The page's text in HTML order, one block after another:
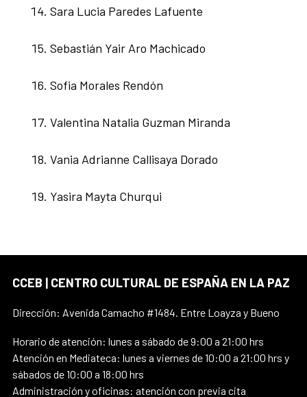
Sara Lucia Paredes Lafuente
Sebastián Yair Aro Machicado
Sofia Morales Rendón
Valentina Natalia Guzman Miranda
Vania Adrianne Callisaya Dorado
Yasira Mayta Churqui
CCEB | CENTRO CULTURAL DE ESPAÑA EN LA PAZ
Dirección: Avenida Camacho #1484. Entre Loayza y Bueno
Horario de atención: lunes a sábado de 9:00 a 21:00 hrs
Atención en Mediateca: lunes a viernes de 10:00 a 21:00 hrs y
sábados de 10:00 a 18:00 hrs
Administración y oficinas: atención con previa cita